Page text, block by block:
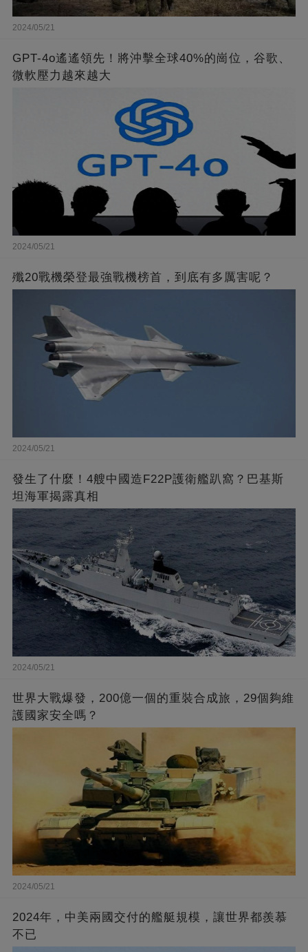
2024/05/21
GPT-4o遙遙領先！將沖擊全球40%的崗位，谷歌、
微軟壓力越來越大
2024/05/21
殲20戰機榮登最強戰機榜首，到底有多厲害呢？
2024/05/21
發生了什麼！4艘中國造F22P護衛艦趴窩？巴基斯
坦海軍揭露真相
2024/05/21
世界大戰爆發，200億一個的重裝合成旅，29個夠維
護國家安全嗎？
2024/05/21
2024年，中美兩國交付的艦艇規模，讓世界都羨慕
不已